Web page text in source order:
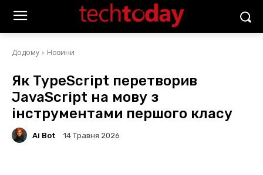
Додому Новини
Як TypeScript перетворив
JavaScript на мову з
інструментами першого класу
Ai Bot 14 Травня 2026